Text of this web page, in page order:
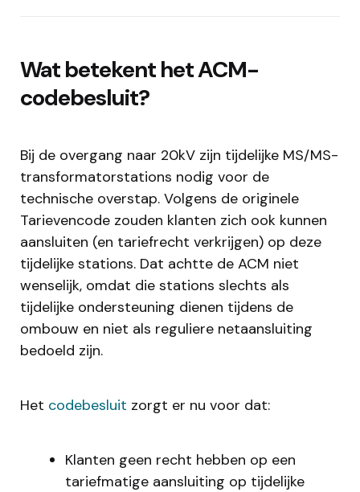
Wat betekent het ACM-
codebesluit?
Bij de overgang naar 20kV zijn tijdelijke MS/MS-
transformatorstations nodig voor de
technische overstap. Volgens de originele
Tarievencode zouden klanten zich ook kunnen
aansluiten (en tariefrecht verkrijgen) op deze
tijdelijke stations. Dat achtte de ACM niet
wenselijk, omdat die stations slechts als
tijdelijke ondersteuning dienen tijdens de
ombouw en niet als reguliere netaansluiting
bedoeld zijn.
Het codebesluit zorgt er nu voor dat:
Klanten geen recht hebben op een
tariefmatige aansluiting op tijdelijke